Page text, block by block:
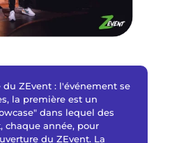
du ZEvent : l'événement se
la première est un
dans lequel des
chaque année, pour
du ZEvent. La